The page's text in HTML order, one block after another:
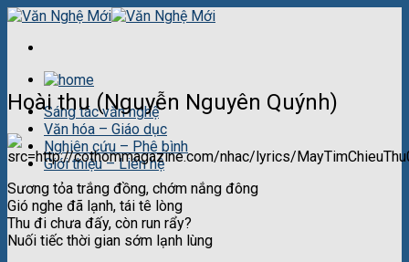
Skip
content
Sáng tác văn nghệ
Văn hóa – Giáo dục
Nghiên cứu – Phê bình
Giới thiệu – Liên hệ
Hoài thu (Nguyễn Nguyên Quýnh)
Sương tỏa trắng đồng, chớm nắng đông
Gió nghe đã lạnh, tái tê lòng
Thu đi chưa đấy, còn run rẩy?
Nuối tiếc thời gian sớm lạnh lùng